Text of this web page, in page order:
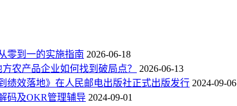
零到一的实施指南 2026-06-18
农产品企业如何找到破局点？
2026-06-13
绩效落地》在人民邮电出版社正式出版发行 2024-09-06
码及OKR管理辅导 2024-09-01